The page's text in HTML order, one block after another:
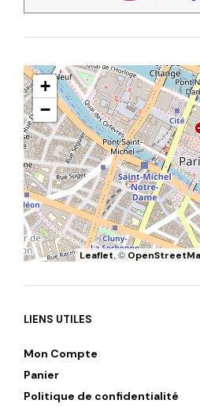
+
−
Leaflet, ©
LIENS UTILES
Mon Compte
Panier
Politique de confidentialité